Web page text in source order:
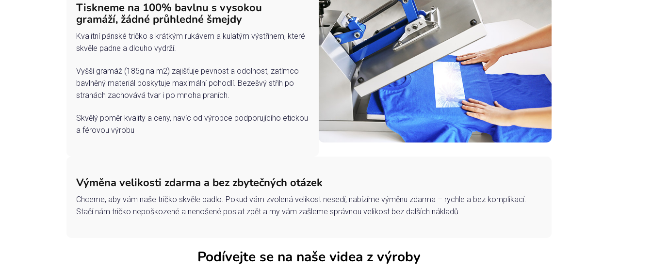
Tiskneme na 100% bavlnu s vysokou
gramáží, žádné průhledné šmejdy
Kvalitní pánské tričko s krátkým rukávem a kulatým výstřihem, které
skvěle padne a dlouho vydrží.
Vyšší gramáž (185g na m2) zajišťuje pevnost a odolnost, zatímco
bavlněný materiál poskytuje maximální pohodlí. Bezešvý střih po
stranách zachovává tvar i po mnoha praních.
Skvělý poměr kvality a ceny, navíc od výrobce podporujícího etickou
a férovou výrobu
Výměna velikosti zdarma a bez zbytečných otázek
Chceme, aby vám naše tričko skvěle padlo. Pokud vám zvolená velikost nesedí, nabízíme výměnu zdarma – rychle a bez komplikací.
Stačí nám tričko nepoškozené a nenošené poslat zpět a my vám zašleme správnou velikost bez dalších nákladů.
Podívejte se na naše videa z výroby